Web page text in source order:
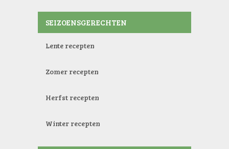
SEIZOENSGERECHTEN
Lente recepten
Zomer recepten
Herfst recepten
Winter recepten